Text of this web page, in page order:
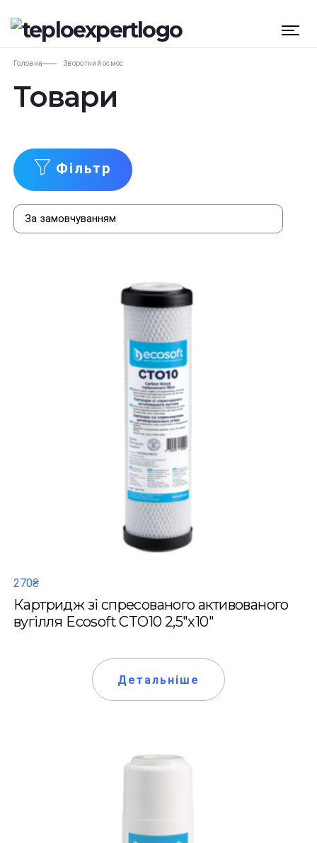
Головна Зворотний осмос
Товари
Фільтр
270₴
Картридж зі спресованого активованого
вугілля Ecosoft CTO10 2,5"х10"
Детальніше